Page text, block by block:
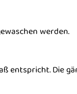
werden.
entspricht. Die